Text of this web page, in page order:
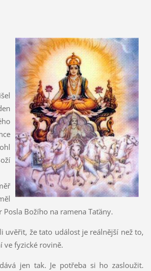
Božího na ramena Taťány.
uvěřit, že tato událost je reálnější než to,
ve fyzické rovině.
jen tak. Je potřeba si ho zasloužit.